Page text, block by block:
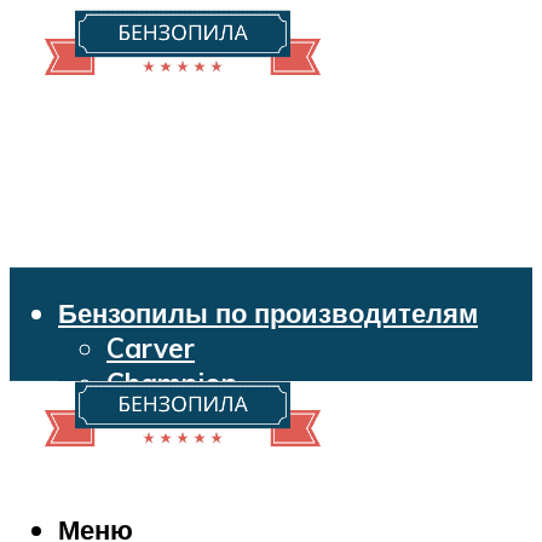
Бензопилы по производителям
Carver
Champion
Echo
Husqvarna
Makita
Меню